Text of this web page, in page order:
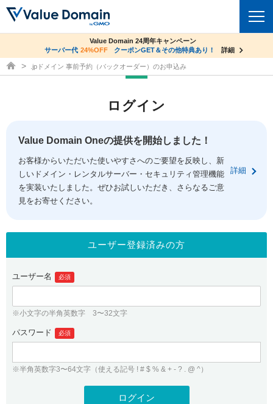
ドメイントップ
ドメイン移管
ドメイン価格一覧
ドメイン一括検索
.jpドメインオークション
gTLDオークション NEW!
.jpドメインバックオーダー
プレミアムドメイン
人気ドメインの種類
WHOIS検索
コアサーバー
バリューサーバー
XREA
セキュリティトップ
Value Domain ネットde診断
SSL証明書
サービストップ
お得意様割引
紹介制度
バリュードメインAPI
ドメイン・ホスティングOEM
facebook
ログイン
従来のバリュードメインをご利用希望の方
Value Domainにログイン
ユーザー登録
co.jpドメイン✕コアサーバーV2ビジネス応援キャンペーン
サーバー料金1年間無料
詳細
Value Domain 24周年キャンペーン
サーバー代 24%OFF クーポンGET＆その他特典あり！ 詳細
ドメイン取得ならバリュードメイン
.jpドメイン 事前予約（バックオーダー）のお申込み
ログイン
Value Domain Oneの提供を開始しました！
お客様からいただいた使いやすさへのご要望を反映し、新
しいドメイン・レンタルサーバー・セキュリティ管理機能
を実装いたしました。ぜひお試しいただき、さらなるご意
見をお寄せください。
詳細
ユーザー登録済みの方
ユーザー名 必須
※小文字の半角英数字 3〜32文字
パスワード 必須
※半角英数字3〜64文字（使える記号 ! # $ % & + - ? . @ ^）